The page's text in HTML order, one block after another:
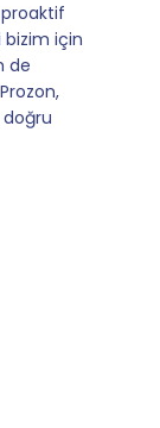
proaktif
bizim için
de